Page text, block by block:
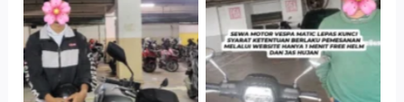
Hotel Kartika
Chandra, Jakarta
Selatan
Cityplaza
Jatinegara Gedung
Parkir P6A